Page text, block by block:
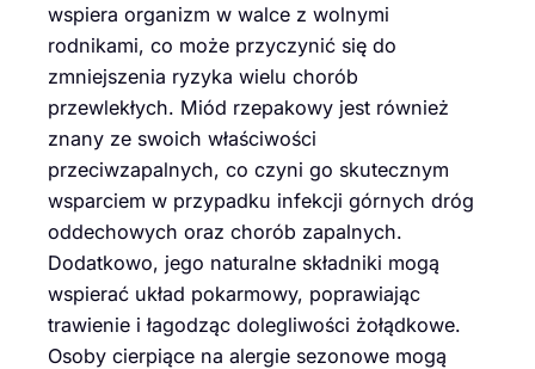
wspiera organizm w walce z wolnymi
rodnikami, co może przyczynić się do
zmniejszenia ryzyka wielu chorób
przewlekłych. Miód rzepakowy jest również
znany ze swoich właściwości
przeciwzapalnych, co czyni go skutecznym
wsparciem w przypadku infekcji górnych dróg
oddechowych oraz chorób zapalnych.
Dodatkowo, jego naturalne składniki mogą
wspierać układ pokarmowy, poprawiając
trawienie i łagodząc dolegliwości żołądkowe.
Osoby cierpiące na alergie sezonowe mogą